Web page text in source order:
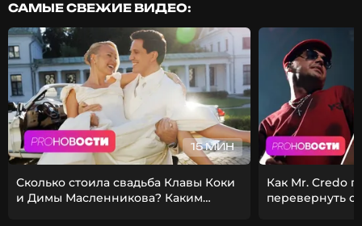
САМЫЕ СВЕЖИЕ ВИДЕО:
15 МИН
Сколько стоила свадьба Клавы Коки
и Димы Масленникова? Каким
Как Mr. Credo
перевернуть